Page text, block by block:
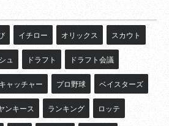
イチロー オリックス スカウト
ュ ドラフト ドラフト会議
ャッチャー プロ野球 ベイスターズ
ンキース ランキング ロッテ